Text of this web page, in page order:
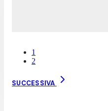
1
2
SUCCESSIVA